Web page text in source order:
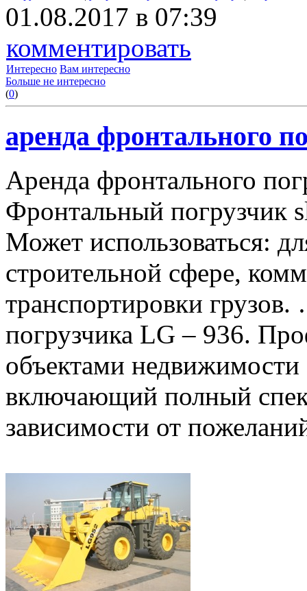
01.08.2017 в 07:39
комментировать
Интересно Вам интересно
Больше не интересно
(0)
аренда фронтального
Аренда фронтального
Фронтальный погрузчик
Может использоваться:
строительной сфере,
транспортировки
погрузчика LG – 936.
объектами
включающий полный
зависимости от